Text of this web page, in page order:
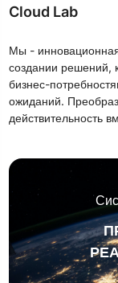
Cloud Lab
Мы -
создании решений,
бизнес-
ожиданий.
действительность